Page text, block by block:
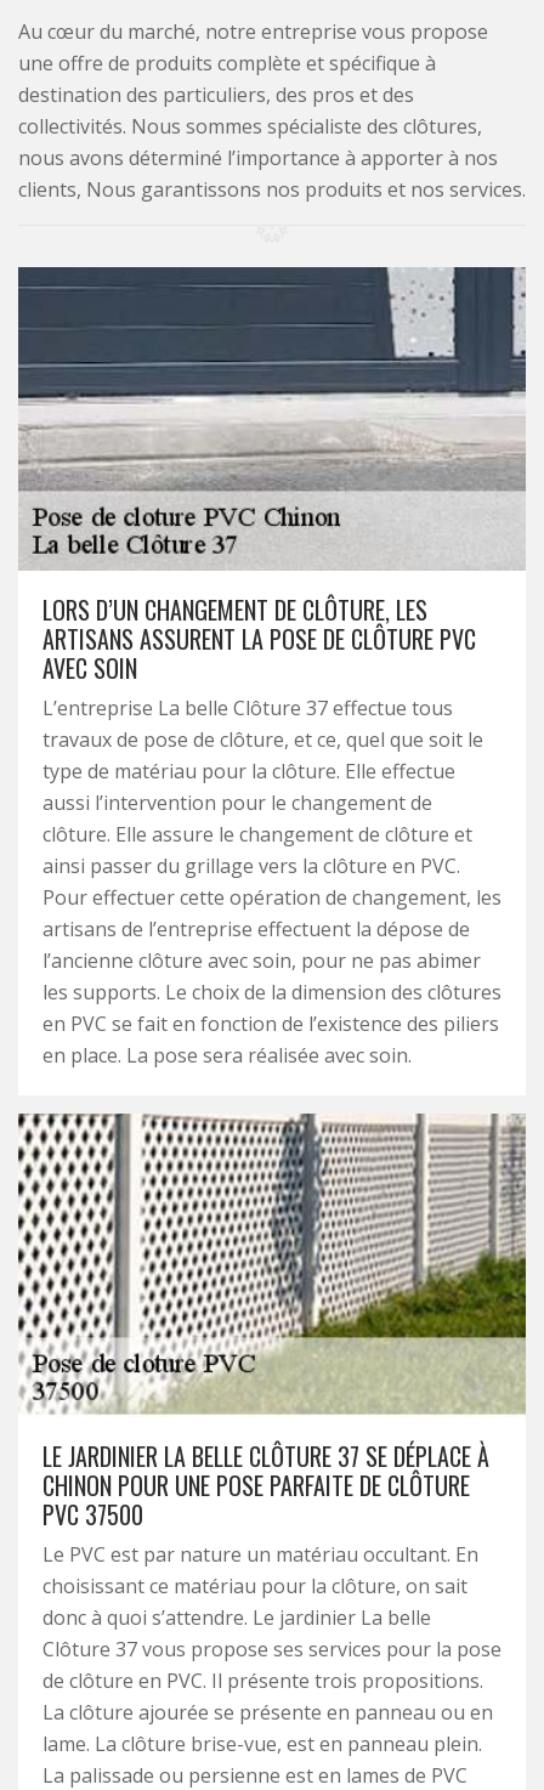
Au cœur du marché, notre entreprise vous propose
une offre de produits complète et spécifique à
destination des particuliers, des pros et des
collectivités. Nous sommes spécialiste des clôtures,
nous avons déterminé l’importance à apporter à nos
clients, Nous garantissons nos produits et nos services.
LORS D’UN CHANGEMENT DE CLÔTURE, LES
ARTISANS ASSURENT LA POSE DE CLÔTURE PVC
AVEC SOIN
L’entreprise La belle Clôture 37 effectue tous
travaux de pose de clôture, et ce, quel que soit le
type de matériau pour la clôture. Elle effectue
aussi l’intervention pour le changement de
clôture. Elle assure le changement de clôture et
ainsi passer du grillage vers la clôture en PVC.
Pour effectuer cette opération de changement, les
artisans de l’entreprise effectuent la dépose de
l’ancienne clôture avec soin, pour ne pas abimer
les supports. Le choix de la dimension des clôtures
en PVC se fait en fonction de l’existence des piliers
en place. La pose sera réalisée avec soin.
LE JARDINIER LA BELLE CLÔTURE 37 SE DÉPLACE À
CHINON POUR UNE POSE PARFAITE DE CLÔTURE
PVC 37500
Le PVC est par nature un matériau occultant. En
choisissant ce matériau pour la clôture, on sait
donc à quoi s’attendre. Le jardinier La belle
Clôture 37 vous propose ses services pour la pose
de clôture en PVC. Il présente trois propositions.
La clôture ajourée se présente en panneau ou en
lame. La clôture brise-vue, est en panneau plein.
La palissade ou persienne est en lames de PVC